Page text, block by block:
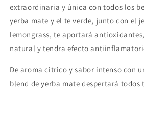
extraordinaria y única con todos los
yerba mate y el te verde, junto con el
lemongrass, te aportará
natural y tendra efecto
De aroma citrico y sabor intenso con
blend de yerba mate despertará todos